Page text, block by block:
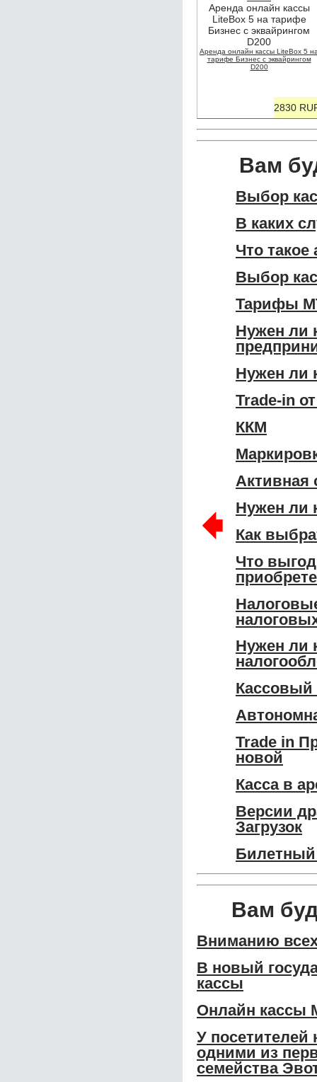
Аренда онлайн кассы
LiteBox 5 на тарифе
Бизнес с эквайрингом
D200
Аренда онлайн кассы LiteBox 5
тарифе Бизнес с эквайрингом
D200
2830
Вам
Выбор
В каких
Что
Выбор
Тарифы
Нужен ли
Нужен ли
Trade-in
ККМ
Активная
Нужен ли
Как
Что
Нужен ли
Кассовый
Trade in
новой
Касса в
Версии
Загрузок
Билетный
🠸
Вам
Вниманию
В новый
кассы
Онлайн кассы
У посетителей
одними из
семейства